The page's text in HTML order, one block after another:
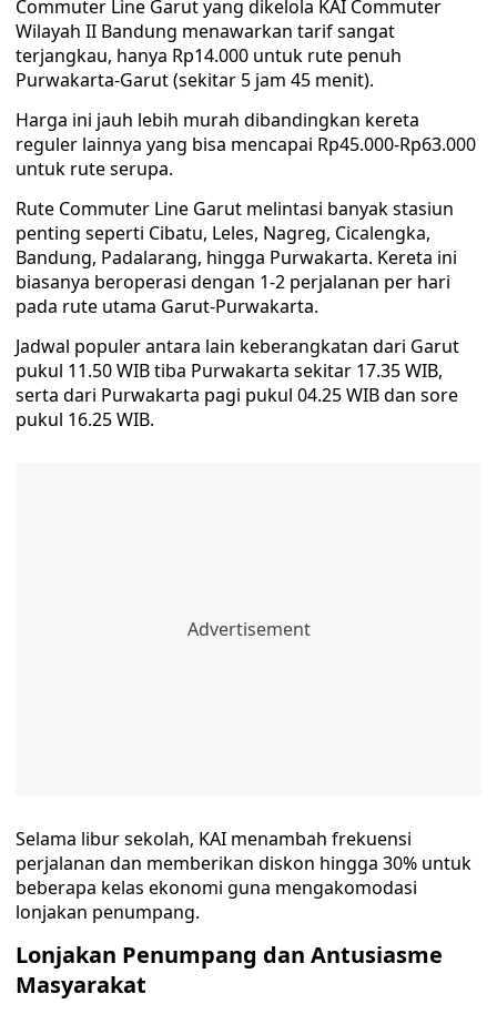
Commuter Line Garut yang dikelola KAI Commuter
Wilayah II Bandung menawarkan tarif sangat
terjangkau, hanya Rp14.000 untuk rute penuh
Purwakarta-Garut (sekitar 5 jam 45 menit).
Harga ini jauh lebih murah dibandingkan kereta
reguler lainnya yang bisa mencapai Rp45.000-Rp63.000
untuk rute serupa.
Rute Commuter Line Garut melintasi banyak stasiun
penting seperti Cibatu, Leles, Nagreg, Cicalengka,
Bandung, Padalarang, hingga Purwakarta. Kereta ini
biasanya beroperasi dengan 1-2 perjalanan per hari
pada rute utama Garut-Purwakarta.
Jadwal populer antara lain keberangkatan dari Garut
pukul 11.50 WIB tiba Purwakarta sekitar 17.35 WIB,
serta dari Purwakarta pagi pukul 04.25 WIB dan sore
pukul 16.25 WIB.
Selama libur sekolah, KAI menambah frekuensi
perjalanan dan memberikan diskon hingga 30% untuk
beberapa kelas ekonomi guna mengakomodasi
lonjakan penumpang.
Lonjakan Penumpang dan Antusiasme
Masyarakat